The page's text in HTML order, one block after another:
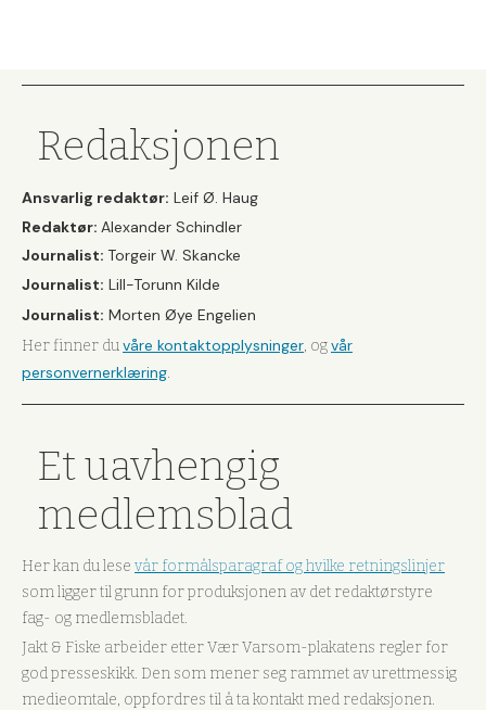
Redaksjonen
Ansvarlig redaktør: Leif Ø. Haug
Redaktør: Alexander Schindler
Journalist: Torgeir W. Skancke
Journalist: Lill-Torunn Kilde
Journalist: Morten Øye Engelien
Her finner duvåre kontaktopplysninger, ogvår
personvernerklæring.
Et uavhengig
medlemsblad
Her kan du lese vår formålsparagraf og hvilke retningslinjer
som ligger til grunn for produksjonen av det redaktørstyre
fag- og medlemsbladet.
Jakt & Fiske arbeider etter Vær Varsom-plakatens regler for
god presseskikk. Den som mener seg rammet av urettmessig
medieomtale, oppfordres til å ta kontakt med redaksjonen.